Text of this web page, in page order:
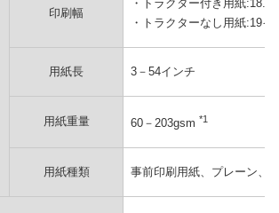
印刷幅
・トラクター付き用紙:18.5
・トラクターなし用紙:19
用紙長 3－54インチ
用紙重量 60－203gsm *1
用紙種類 事前印刷用紙、プレーン、